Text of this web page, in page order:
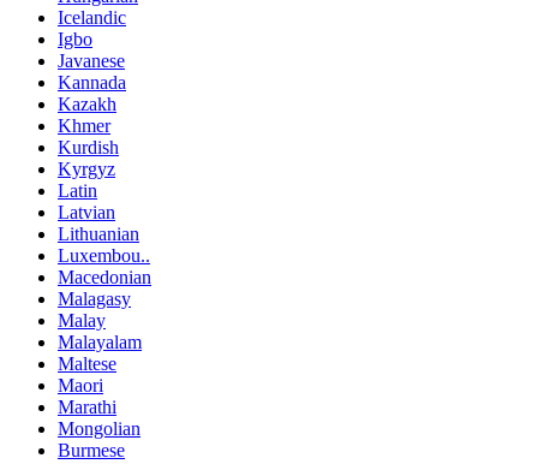
Icelandic
Igbo
Javanese
Kannada
Kazakh
Khmer
Kurdish
Kyrgyz
Latin
Latvian
Lithuanian
Luxembou..
Macedonian
Malagasy
Malay
Malayalam
Maltese
Maori
Marathi
Mongolian
Burmese